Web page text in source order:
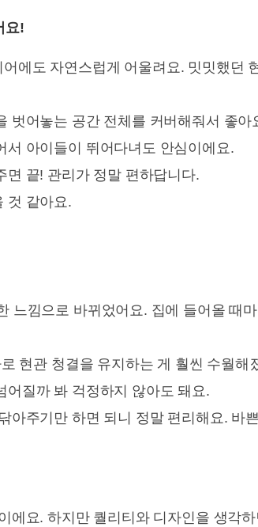
요!
에도 자연스럽게 어울려요. 밋밋했던
벗어놓는 공간 전체를 커버해줘서 좋아
서 아이들이 뛰어다녀도 안심이에요.
면 끝! 관리가 정말 편하답니다.
것 같아요.
느낌으로 바뀌었어요. 집에 들어올 때마
현관 청결을 유지하는 게 훨씬 수월해
어질까 봐 걱정하지 않아도 돼요.
아주기만 하면 되니 정말 편리해요. 바
에요. 하지만 퀄리티와 디자인을 생각